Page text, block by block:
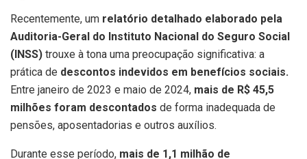
Recentemente, um relatório detalhado elaborado pela
Auditoria-Geral do Instituto Nacional do Seguro Social
(INSS) trouxe à tona uma preocupação significativa: a
prática de descontos indevidos em benefícios sociais.
Entre janeiro de 2023 e maio de 2024, mais de R$ 45,5
milhões foram descontados de forma inadequada de
pensões, aposentadorias e outros auxílios.
Durante esse período, mais de 1,1 milhão de